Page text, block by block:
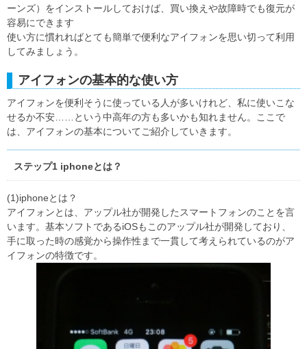
ーンズ）をインストールしておけば、買い換えや故障時でも復元が
容易にできます
使い方に慣れればとても簡単で便利なアイフォンを思い切って利用
してみましょう。
アイフォンの基本的な使い方
アイフォンを便利そうに使っている人が多いけれど、私に使いこな
せるか不安……という中高年の方も多いかも知れません。ここで
は、アイフォンの基本についてご紹介していきます。
ステップ1 iphoneとは？
(1)iphoneとは？
アイフォンとは、アップル社が開発したスマートフォンのことを言
います。基本ソフトであるiOSもこのアップル社が開発しており、
手に取った時の感覚から操作性まで一貫して考えられているのがア
イフォンの特徴です。